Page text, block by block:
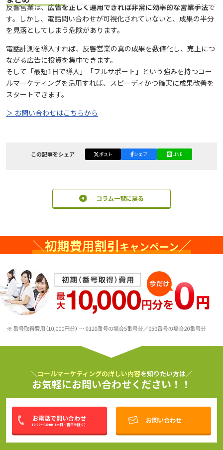
反響営業は、広告を正しく運用できれば非常に効率的な営業手法で
す。しかし、電話問い合わせが可視化されていないと、成果の半分
を見落としてしまう危険があります。
電話計測を導入すれば、反響営業の真の成果を数値化し、売上につ
ながる広告に投資を集中できます。
そして「最短1日で導入」「フルサポート」という強みを持つコー
ルマーケティングを活用すれば、スピーディかつ確実に成果改善を
スタートできます。
＞ お問い合わせはこちらから
この記事をシェア ポスト シェア LINE
コラム一覧に戻る
＼初期費用割引キャンペーン／
＼コールマーケティングの詳しい内容を知りたい方は／
お気軽にお問い合わせください！！
お電話で問い合わせ
10:00～18:00（土日・祝日を除く）
お問い合わせ